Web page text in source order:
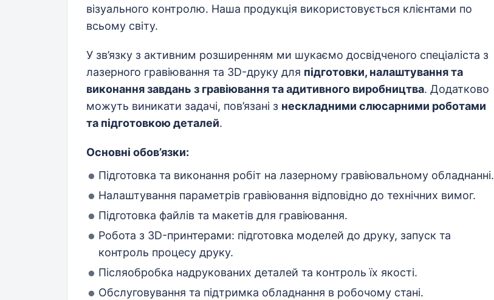
візуального контролю. Наша продукція використовується клієнтами по
всьому світу.
У зв’язку з активним розширенням ми шукаємо досвідченого спеціаліста з
лазерного гравіювання та 3D-друку для підготовки, налаштування та
виконання завдань з гравіювання та адитивного виробництва. Додатково
можуть виникати задачі, пов’язані з нескладними слюсарними роботами
та підготовкою деталей.
Основні обов’язки:
Підготовка та виконання робіт на лазерному гравіювальному обладнанні.
Налаштування параметрів гравіювання відповідно до технічних вимог.
Підготовка файлів та макетів для гравіювання.
Робота з 3D-принтерами: підготовка моделей до друку, запуск та
контроль процесу друку.
Післяобробка надрукованих деталей та контроль їх якості.
Обслуговування та підтримка обладнання в робочому стані.